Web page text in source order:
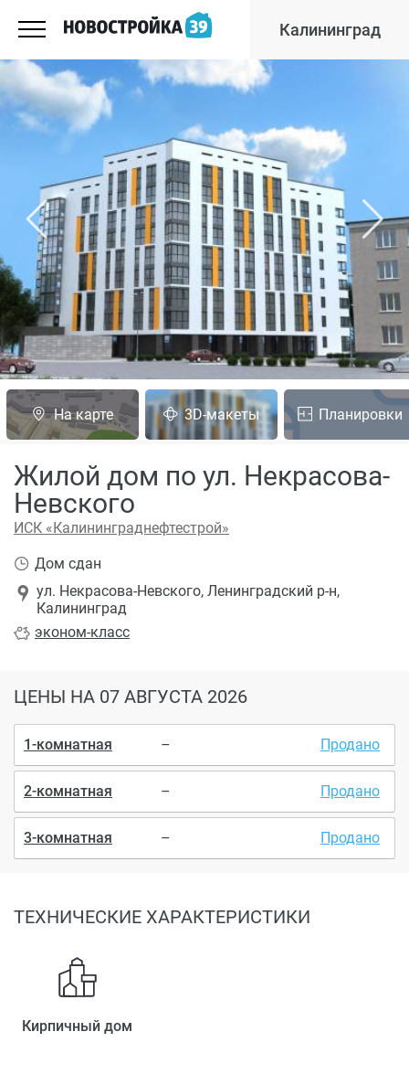
Калининград
На карте 3D-макеты Планировки
Жилой дом по ул. Некрасова-
Невского
ИСК «Калининграднефтестрой»
эконом-класс
ул. Некрасова-Невского, Ленинградский р-н,
Калининград
Дом сдан
ЦЕНЫ НА 07 АВГУСТА 2026
1-комнатная – Продано
2-комнатная – Продано
3-комнатная – Продано
ТЕХНИЧЕСКИЕ ХАРАКТЕРИСТИКИ
Кирпичный дом